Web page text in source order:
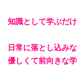
知識として学ぶだ
日常に落とし込みな
優しくて前向きな